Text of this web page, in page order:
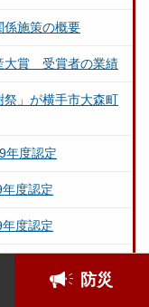
防災
施策の概要
大賞 受賞者の業績
」が横手市大森町
度認定
度認定
度認定